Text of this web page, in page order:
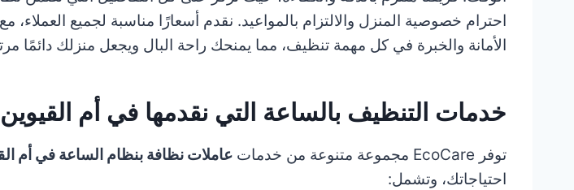
احترام خصوصية المنزل والالتزام بالمواعيد. نقدم أسعارًا مناسبة لجميع
الأمانة والخبرة في كل مهمة تنظيف، مما يمنحك راحة البال ويجعل منزلك دائمًا
خدمات التنظيف بالساعة التي نقدمها في أم القيوين
توفر EcoCare مجموعة متنوعة من خدمات عاملات نظافة بنظام الساعة في أم
احتياجاتك، وتشمل: